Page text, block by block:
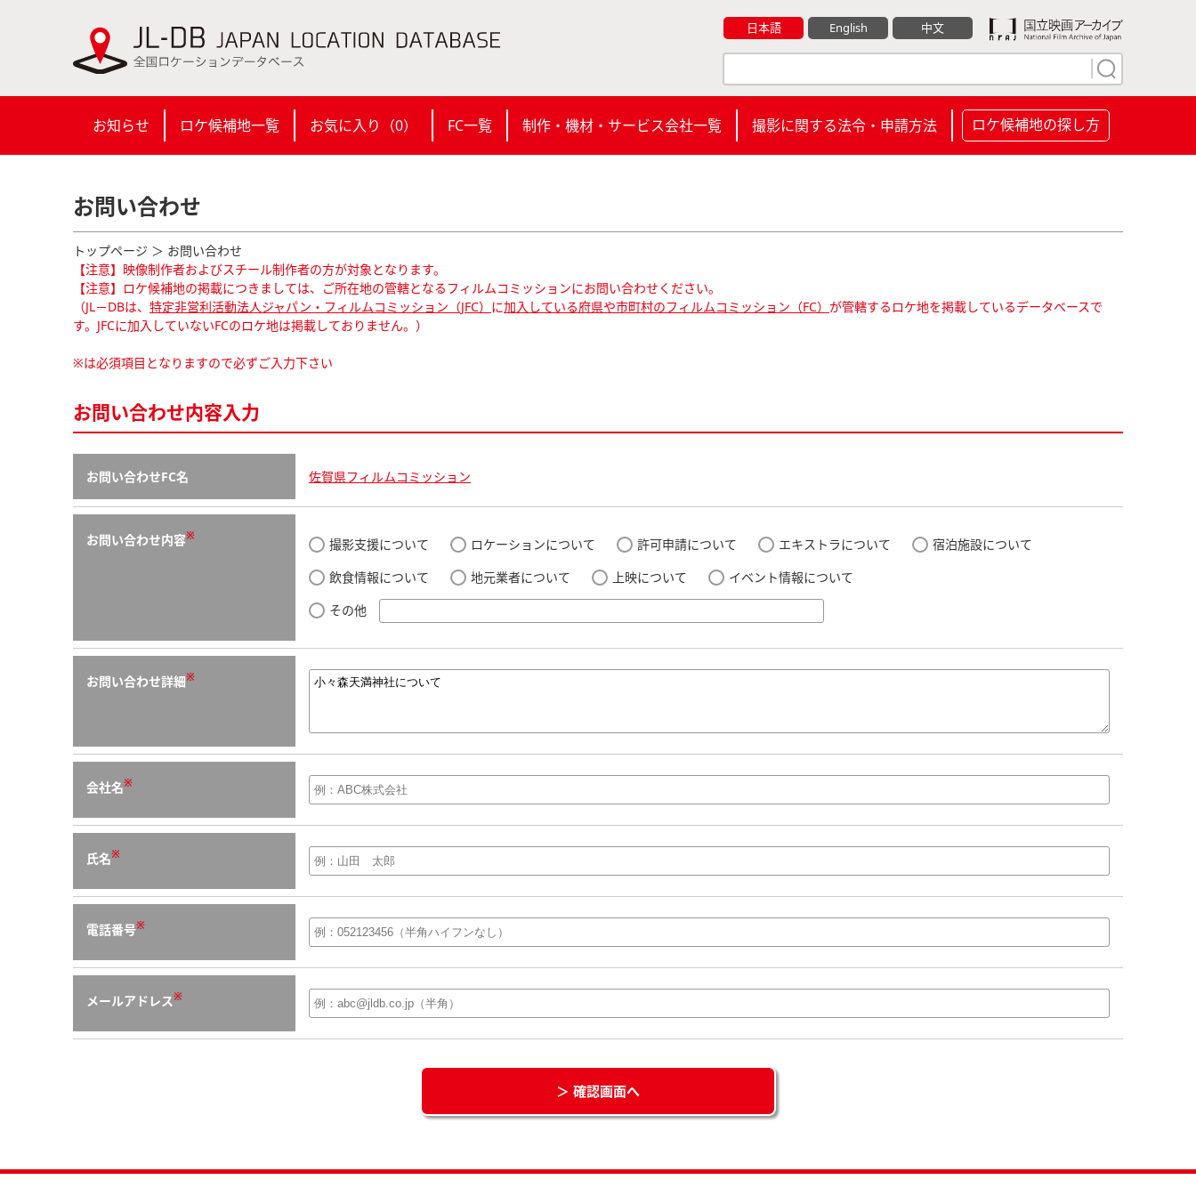
日本語 English 中文
お知らせ ロケ候補地一覧 お気に入り（0） FC一覧 制作・機材・サービス会社一覧 撮影に関する法令・申請方法 ロケ候補地の探し方
お問い合わせ
トップページ ＞ お問い合わせ
【注意】映像制作者およびスチール制作者の方が対象となります。
【注意】ロケ候補地の掲載につきましては、ご所在地の管轄となるフィルムコミッションにお問い合わせください。
（JL－DBは、 特定非営利活動法人ジャパン・フィルムコミッション（JFC） に加入している府県や市町村のフィルムコミッション（FC） が管轄するロケ地を掲載しているデータベースで
す。JFCに加入していないFCのロケ地は掲載しておりません。）
※は必須項目となりますので必ずご入力下さい
お問い合わせ内容入力
お問い合わせFC名 佐賀県フィルムコミッション
お問い合わせ内容※
撮影支援について ロケーションについて 許可申請について エキストラについて
宿泊施設について
飲食情報について
地元業者について 上映について
イベント情報について
その他
お問い合わせ詳細※
会社名※
氏名※
電話番号※
メールアドレス※
＞ 確認画面へ